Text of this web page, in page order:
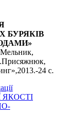
БУРЯКІВ
24 с.